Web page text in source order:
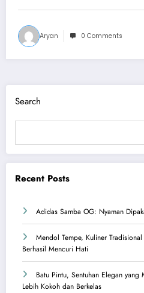
Aryan 0 Comments
Search
Recent Posts
Adidas Samba OG: Nyaman
Mendol Tempe, Kuliner
Berhasil Mencuri Hati
Batu Pintu, Sentuhan Elegan
Lebih Kokoh dan Berkelas